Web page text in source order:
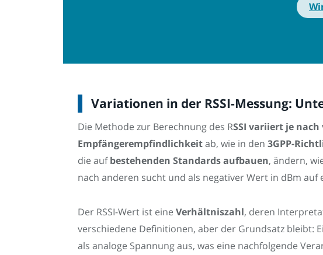
Variationen in der RSSI-Messung:
Die Methode zur Berechnung des RSSI variiert je
Empfängerempfindlichkeitab, wie in den 3GPP-
die aufbestehenden Standards aufbauen, ändern,
nach anderen sucht und als negativer Wert in dBm auf
Der RSSI-Wert ist eine Verhältniszahl, deren
verschiedene Definitionen, aber der Grundsatz bleibt:
als analoge Spannung aus, was eine nachfolgende